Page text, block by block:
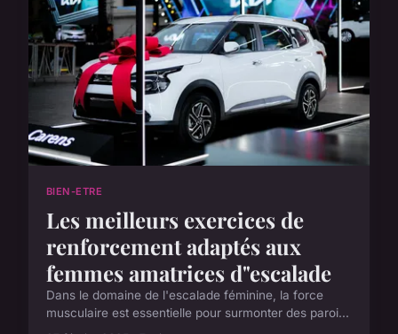
BIEN-ETRE
Les meilleurs exercices de
renforcement adaptés aux
femmes amatrices d"escalade
Dans le domaine de l'escalade féminine, la force
musculaire est essentielle pour surmonter des paroi...